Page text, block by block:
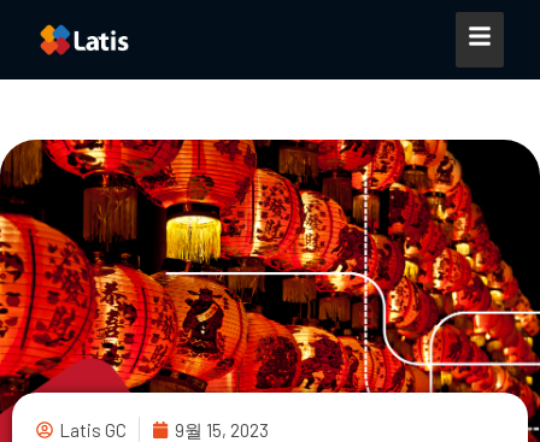
Latis GC 9월 15, 2023